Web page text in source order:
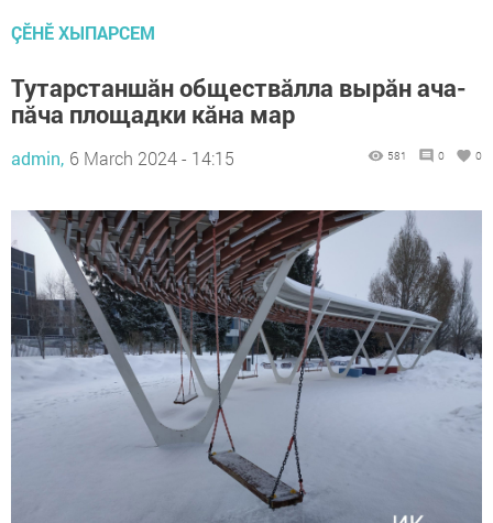
ÇӖНӖ ХЫПАРСЕМ
Тутарстаншăн обществăлла вырăн ача-
пăча площадки кăна мар
admin, 6 March 2024 - 14:15 581 0 0